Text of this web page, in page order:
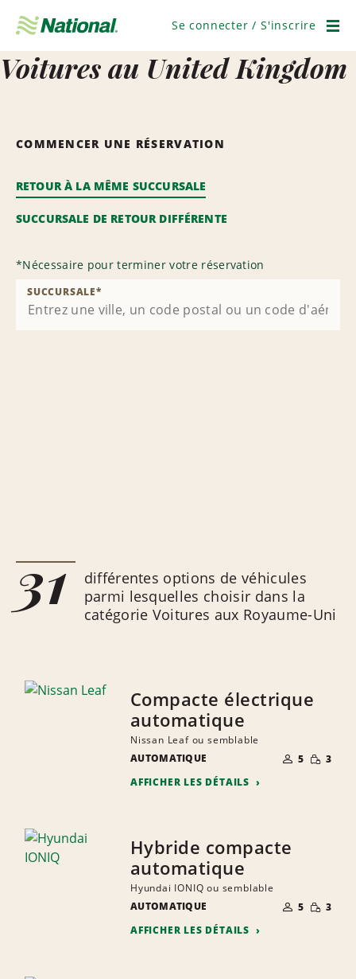
navigation
Se connecter / S'inscrire
Voitures au United Kingdom
COMMENCER UNE RÉSERVATION
RETOUR À LA MÊME SUCCURSALE
SUCCURSALE DE RETOUR DIFFÉRENTE
*Nécessaire pour terminer votre réservation
SUCCURSALE*
31
différentes options de véhicules
parmi lesquelles choisir dans la
catégorie Voitures aux Royaume-Uni
Compacte électrique
automatique
Nissan Leaf ou semblable
AUTOMATIQUE
NOMBRE DE
PERSONNES
5 RÉDUITE
3
AFFICHER LES DÉTAILS
Hybride compacte
automatique
Hyundai IONIQ ou semblable
AUTOMATIQUE
NOMBRE DE
PERSONNES
5 RÉDUITE
3
AFFICHER LES DÉTAILS